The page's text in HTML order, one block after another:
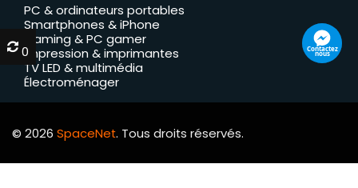
PC & ordinateurs portables
Smartphones & iPhone
Gaming & PC gamer
Impression & imprimantes
TV LED & multimédia
Électroménager
© 2026 SpaceNet. Tous droits réservés.
Contactez
nous
0
0